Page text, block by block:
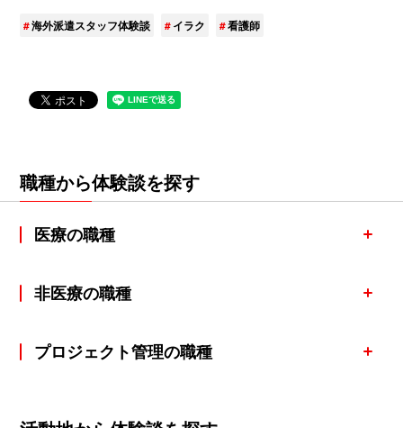
海外派遣スタッフ体験談 イラク 看護師
職種から体験談を探す
医療の職種
非医療の職種
プロジェクト管理の職種